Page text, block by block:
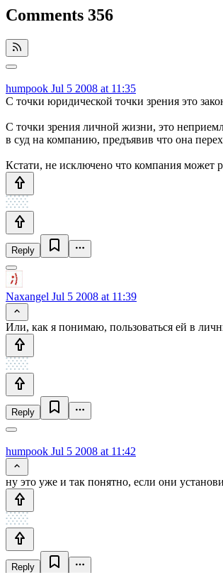
Comments 356
humpook Jul 5 2008 at 11:35
С точки юридической точки зрения это
С точки зрения личной жизни, это
в суд на компанию, предъявив что она
Кстати, не исключено что компания
Reply
Naxangel Jul 5 2008 at 11:39
Или, как я понимаю, пользоваться ей в
Reply
humpook Jul 5 2008 at 11:42
ну это уже и так понятно, если они
Reply